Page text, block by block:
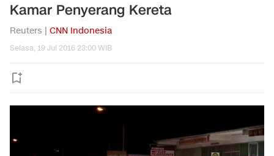
Kamar Penyerang Kereta
Reuters | CNN Indonesia
Selasa, 19 Jul 2016 23:00 WIB